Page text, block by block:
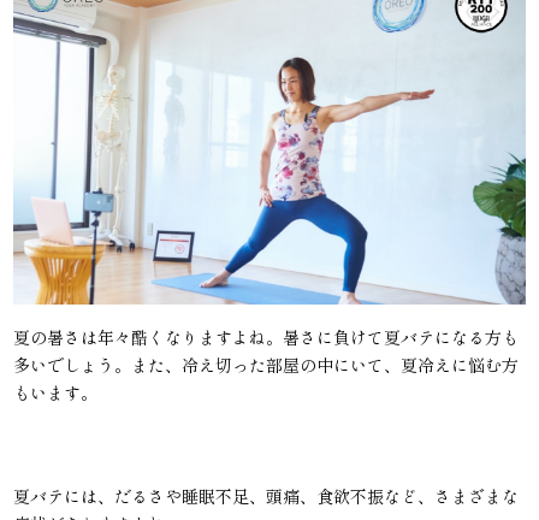
夏の暑さは年々酷くなりますよね。暑さに負けて夏バテになる方も
多いでしょう。また、冷え切った部屋の中にいて、夏冷えに悩む方
もいます。
夏バテには、だるさや睡眠不足、頭痛、食欲不振など、さまざまな